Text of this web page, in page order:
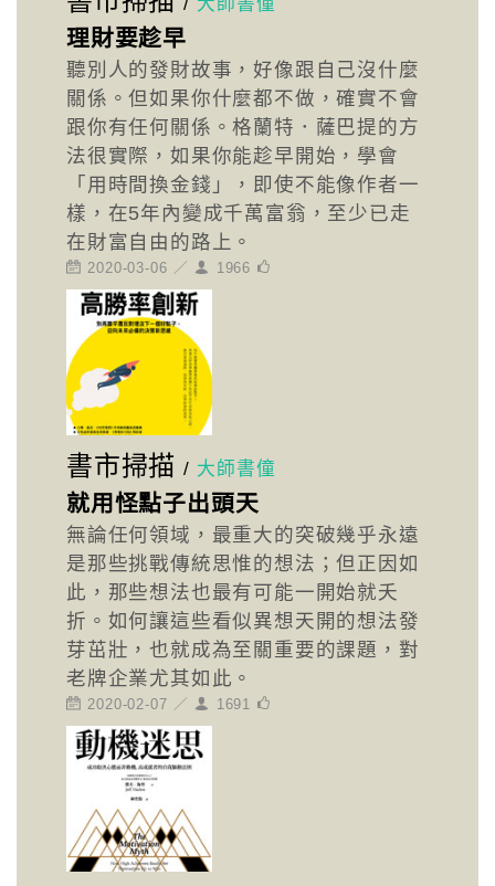
理財要趁早
聽別人的發財故事，好像跟自己沒什麼
關係。但如果你什麼都不做，確實不會
跟你有任何關係。格蘭特．薩巴提的方
法很實際，如果你能趁早開始，學會
「用時間換金錢」，即使不能像作者一
樣，在5年內變成千萬富翁，至少已走
在財富自由的路上。
2020-03-06 ／ 1966
書市掃描 / 大師書僮
就用怪點子出頭天
無論任何領域，最重大的突破幾乎永遠
是那些挑戰傳統思惟的想法；但正因如
此，那些想法也最有可能一開始就夭
折。如何讓這些看似異想天開的想法發
芽茁壯，也就成為至關重要的課題，對
老牌企業尤其如此。
2020-02-07 ／ 1691